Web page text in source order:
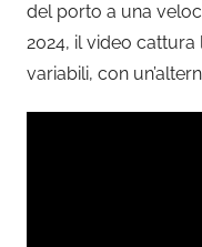
del porto a una
2024, il video
variabili, con